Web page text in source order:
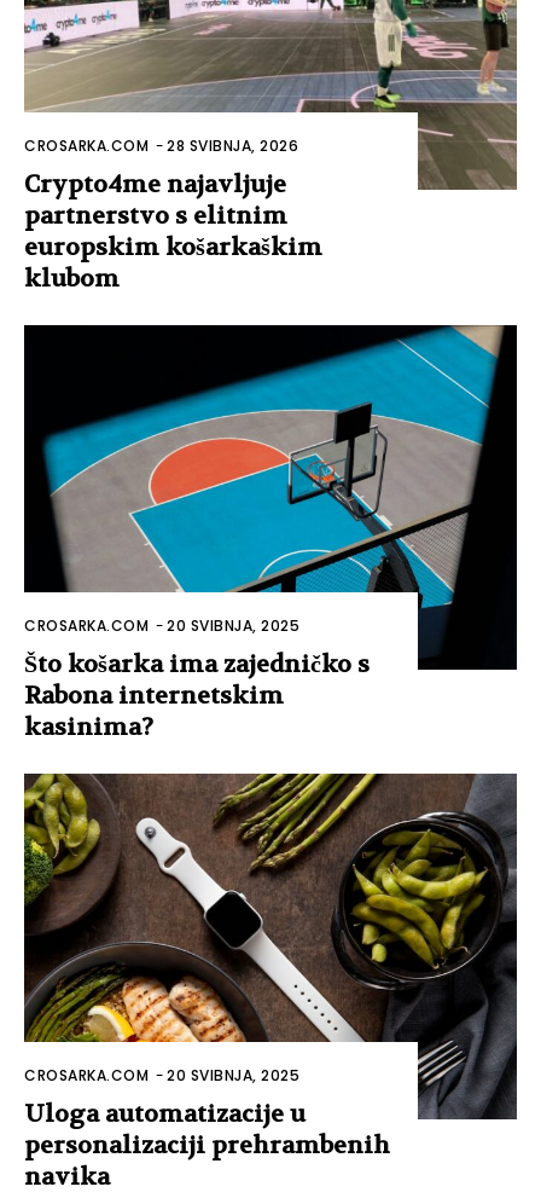
CROSARKA.COM -28 SVIBNJA, 2026
Crypto4me najavljuje
partnerstvo s elitnim
europskim košarkaškim
klubom
CROSARKA.COM -20 SVIBNJA, 2025
Što košarka ima zajedničko s
Rabona internetskim
kasinima?
CROSARKA.COM -20 SVIBNJA, 2025
Uloga automatizacije u
personalizaciji prehrambenih
navika